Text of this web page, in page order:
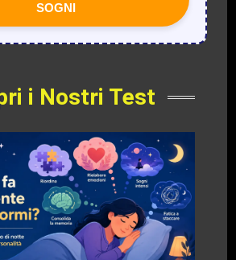
SOGNI
i Nostri Test